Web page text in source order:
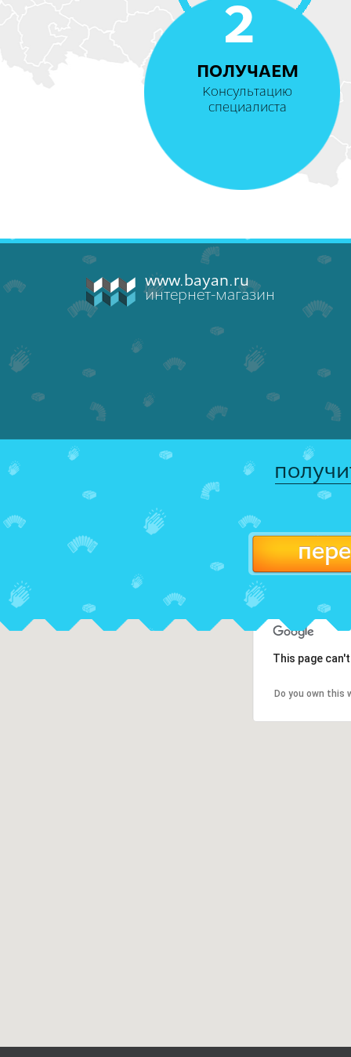
2
ПОЛУЧАЕМ
Консультацию
специалиста
www.bayan.ru
интернет-магазин
This page
Do you own this